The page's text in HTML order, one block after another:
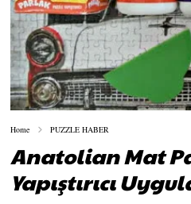
Home PUZZLE HABER
Anatolian Mat
Yapıştırıcı